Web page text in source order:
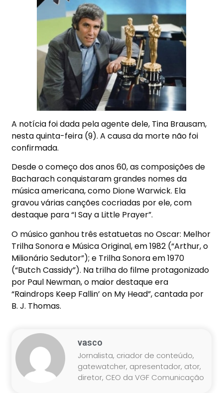
A notícia foi dada pela agente dele, Tina Brausam,
nesta quinta-feira (9). A causa da morte não foi
confirmada.
Desde o começo dos anos 60, as composições de
Bacharach conquistaram grandes nomes da
música americana, como Dione Warwick. Ela
gravou várias canções cocriadas por ele, com
destaque para “I Say a Little Prayer”.
O músico ganhou três estatuetas no Oscar: Melhor
Trilha Sonora e Música Original, em 1982 (“Arthur, o
Milionário Sedutor”); e Trilha Sonora em 1970
(“Butch Cassidy”). Na trilha do filme protagonizado
por Paul Newman, o maior destaque era
“Raindrops Keep Fallin’ on My Head”, cantada por
B. J. Thomas.
vasco
Jornalista, criador de conteúdo,
gatewatcher, apresentador, ator,
diretor, CEO da VGF Comunicação